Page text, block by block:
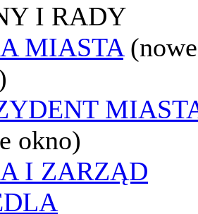
I RADY
MIASTA (nowe
okno)
I ZARZĄD